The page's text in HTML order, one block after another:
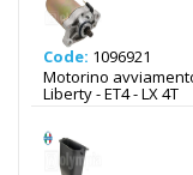
Code: 1096921
Motorino
Liberty - ET4 - LX 4T